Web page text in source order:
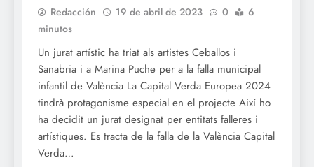
Redacción 19 de abril de 2023 0
6
minutos
Un jurat artístic ha triat als artistes Ceballos i
Sanabria i a Marina Puche per a la falla municipal
infantil de València La Capital Verda Europea 2024
tindrà protagonisme especial en el projecte Així ho
ha decidit un jurat designat per entitats falleres i
artístiques. Es tracta de la falla de la València Capital
Verda…